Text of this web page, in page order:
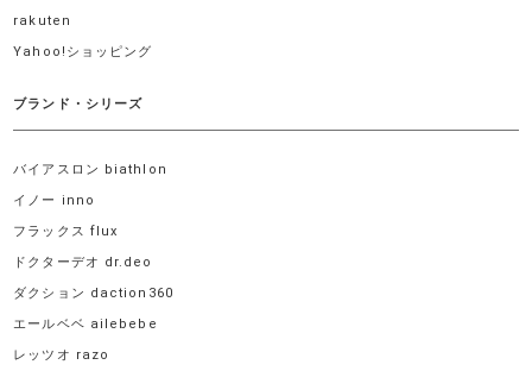
rakuten
Yahoo!ショッピング
ブランド・シリーズ
バイアスロン biathlon
イノー inno
フラックス flux
ドクターデオ dr.deo
ダクション daction360
エールベベ ailebebe
レッツオ razo